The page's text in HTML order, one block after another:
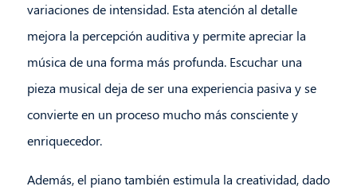
variaciones de intensidad. Esta atención al detalle
mejora la percepción auditiva y permite apreciar la
música de una forma más profunda. Escuchar una
pieza musical deja de ser una experiencia pasiva y se
convierte en un proceso mucho más consciente y
enriquecedor.
Además, el piano también estimula la creatividad, dado